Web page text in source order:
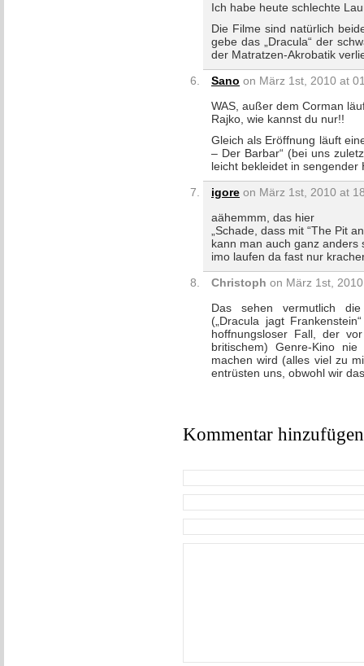
Ich habe heute schlechte
Die Filme sind natürlich
gebe das „Dracula“ der
der Matratzen-Akrobatik
Sano on März 1st, 2010 at
WAS, außer dem Corman
Rajko, wie kannst du nur!!
Gleich als Eröffnung läuft
– Der Barbar“ (bei uns
leicht bekleidet in
igore on März 1st, 2010 at
aähemmm, das hier
„Schade, dass mit “The Pit
kann man auch ganz anders
imo laufen da fast nur
Christoph on März 1st,
Das sehen vermutlich
(„Dracula jagt
hoffnungsloser Fall, der
britischem) Genre-Kino
machen wird (alles viel zu
entrüsten uns, obwohl wir
Kommentar hinzufügen